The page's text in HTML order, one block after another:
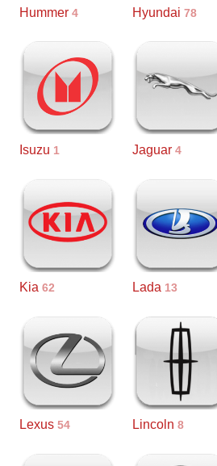
Hummer 4 Hyundai 78
Isuzu 1 Jaguar 4
Kia 62 Lada 13
Lexus 54 Lincoln 8